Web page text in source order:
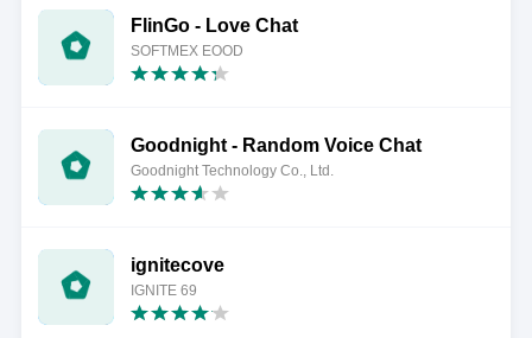
FlinGo - Love Chat
SOFTMEX EOOD
Goodnight - Random Voice Chat
Goodnight Technology Co., Ltd.
ignitecove
IGNITE 69